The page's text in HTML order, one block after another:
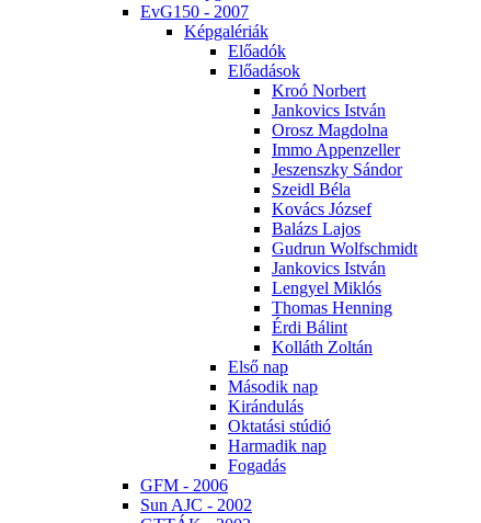
EvG150 - 2007
Kép­ga­lé­ri­ák
Elő­adók
Elő­adá­sok
Kroó Nor­bert
Jan­ko­vics Ist­ván
Orosz Mag­dol­na
Im­mo Ap­pen­zel­ler
Je­szensz­ky Sán­dor
Szeidl Bé­la
Ko­vács Jó­zsef
Ba­lázs La­jos
Gud­run Wolfsch­midt
Jan­ko­vics Ist­ván
Len­gyel Mik­lós
Tho­mas Hen­ning
Ér­di Bá­lint
Kol­láth Zol­tán
El­ső nap
Má­so­dik nap
Ki­rán­du­lás
Ok­ta­tá­si stú­dió
Har­ma­dik nap
Fo­ga­dás
GFM - 2006
Sun AJC - 2002